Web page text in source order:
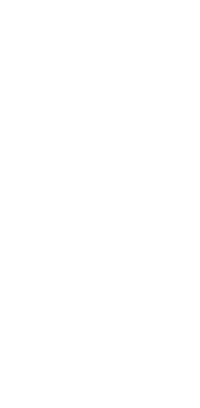
Перми с 9 по 11